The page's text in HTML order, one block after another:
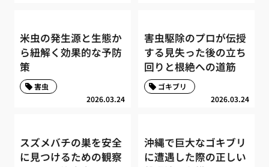
米虫の発生源と生態か
ら紐解く効果的な予防
策
2026.03.24
害虫
害虫駆除のプロが伝授
する見失った後の立ち
回りと根絶への道筋
2026.03.24
ゴキブリ
スズメバチの巣を安全
に見つけるための観察
沖縄で巨大なゴキブリ
に遭遇した際の正しい